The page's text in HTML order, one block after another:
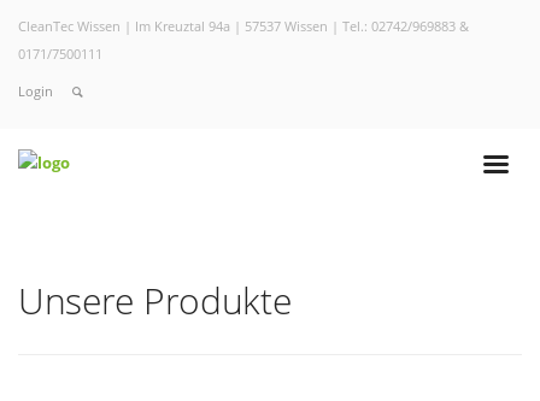
CleanTec Wissen | Im Kreuztal 94a | 57537 Wissen | Tel.: 02742/969883 &
0171/7500111
Login
Unsere Produkte